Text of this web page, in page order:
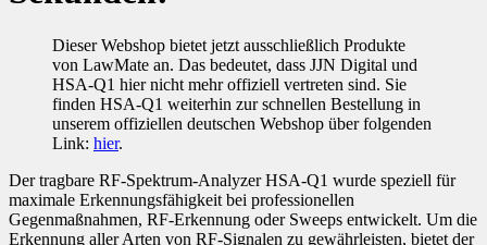
Dieser Webshop bietet jetzt ausschließlich Produkte
von LawMate an. Das bedeutet, dass JJN Digital und
HSA-Q1 hier nicht mehr offiziell vertreten sind. Sie
finden HSA-Q1 weiterhin zur schnellen Bestellung in
unserem offiziellen deutschen Webshop über folgenden
Link: hier.
Der tragbare RF-Spektrum-Analyzer HSA-Q1 wurde speziell für
maximale Erkennungsfähigkeit bei professionellen
Gegenmaßnahmen, RF-Erkennung oder Sweeps entwickelt. Um die
Erkennung aller Arten von RF-Signalen zu gewährleisten, bietet der